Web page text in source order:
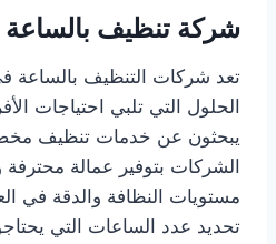
شركة تنظيف بالساعة
تعد شركات التنظيف بالساعة
الحلول التي تلبي احتياجات
يبحثون عن خدمات تنظيف
الشركات بتوفير عمالة
مستويات النظافة والدقة في
تحديد عدد الساعات التي